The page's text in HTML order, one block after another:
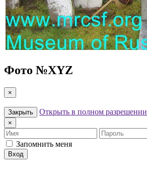
Фото №XYZ
×
Закрыть Открыть в полном разрешении
×
Имя
Пароль
Запомнить меня
Вход